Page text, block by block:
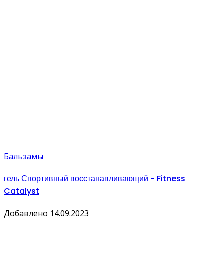
Бальзамы
гель Спортивный восстанавливающий - Fitness
Catalyst
Добавлено 14.09.2023